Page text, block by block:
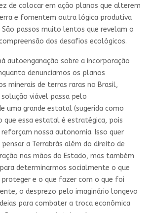
de colocar em ação planos que alterem
e fomentem outra lógica produtiva
passos muito lentos que revelam o
dos desafios ecológicos.
autoenganação sobre a incorporação
denunciamos os planos
minerais de terras raras no Brasil,
solução viável passa pelo
uma grande estatal (sugerida como
que essa estatal é estratégica, pois
nossa autonomia. Isso quer
a Terrabrás além do direito de
nas mãos do Estado, mas também
determinarmos socialmente o que
proteger e o que fazer com o que foi
o desprezo pelo imaginário longevo
para combater a troca econômica